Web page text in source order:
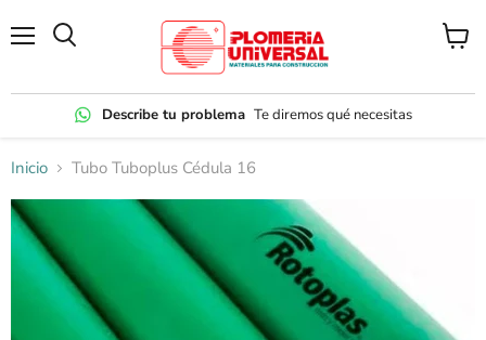
Describe tu problema Te diremos qué necesitas
Ver
Inicio Tubo Tuboplus Cédula 16